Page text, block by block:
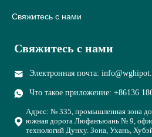
Свяжитесь с нами
Свяжитесь с нами
Электронная почта:
Что такое приложение: +86136
Адрес: № 335, промышленная зона
южная дорога Люфанъюань № 9,
технологий Дунху. Зона, Ухань,